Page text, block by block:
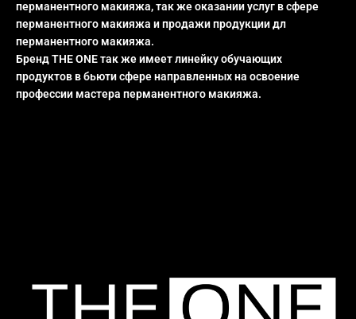
перманентного макияжа, так же оказании услуг в сфере
перманентного макияжа и продажи продукции дл
перманентного макияжа.
Бренд THE ONE так же имеет линейку обучающих
продуктов в бьюти сфере направленных на освоение
профессии мастера перманентного макияжа.